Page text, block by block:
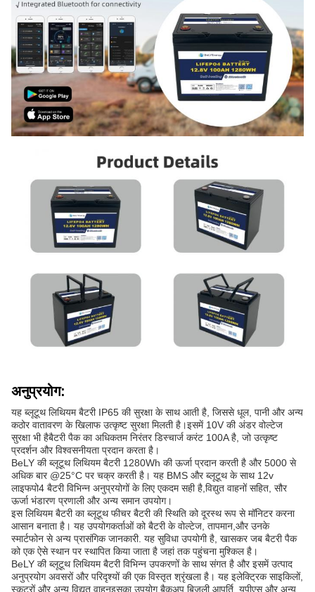
अनुप्रयोग:
यह ब्लूटूथ लिथियम बैटरी IP65 की सुरक्षा के साथ आती है, जिससे धूल, पानी और अन्य
कठोर वातावरण के खिलाफ उत्कृष्ट सुरक्षा मिलती है।इसमें 10V की अंडर वोल्टेज
सुरक्षा भी हैबैटरी पैक का अधिकतम निरंतर डिस्चार्ज करंट 100A है, जो उत्कृष्ट
प्रदर्शन और विश्वसनीयता प्रदान करता है।
BeLY की ब्लूटूथ लिथियम बैटरी 1280Wh की ऊर्जा प्रदान करती है और 5000 से
अधिक बार @25°C पर चक्र करती है। यह BMS और ब्लूटूथ के साथ 12v
लाइफपो4 बैटरी विभिन्न अनुप्रयोगों के लिए एकदम सही है,विद्युत वाहनों सहित, सौर
ऊर्जा भंडारण प्रणाली और अन्य समान उपयोग।
इस लिथियम बैटरी का ब्लूटूथ फीचर बैटरी की स्थिति को दूरस्थ रूप से मॉनिटर करना
आसान बनाता है। यह उपयोगकर्ताओं को बैटरी के वोल्टेज, तापमान,और उनके
स्मार्टफोन से अन्य प्रासंगिक जानकारी. यह सुविधा उपयोगी है, खासकर जब बैटरी पैक
को एक ऐसे स्थान पर स्थापित किया जाता है जहां तक पहुंचना मुश्किल है।
BeLY की ब्लूटूथ लिथियम बैटरी विभिन्न उपकरणों के साथ संगत है और इसमें उत्पाद
अनुप्रयोग अवसरों और परिदृश्यों की एक विस्तृत श्रृंखला है। यह इलेक्ट्रिक साइकिलों,
स्कूटरों,और अन्य विद्युत वाहनइसका उपयोग बैकअप बिजली आपूर्ति, यूपीएस और अन्य